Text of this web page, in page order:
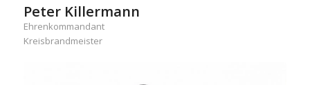
Peter Killermann
Ehrenkommandant
Kreisbrandmeister